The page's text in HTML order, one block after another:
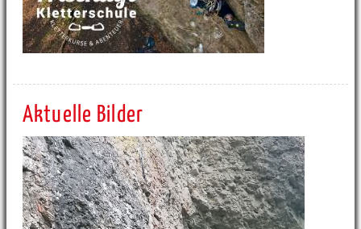
Aktuelle Bilder